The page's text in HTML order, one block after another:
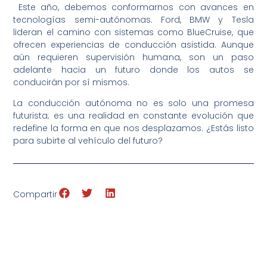
Este año, debemos conformarnos con avances en
tecnologías semi-autónomas. Ford, BMW y Tesla
lideran el camino con sistemas como BlueCruise, que
ofrecen experiencias de conducción asistida. Aunque
aún requieren supervisión humana, son un paso
adelante hacia un futuro donde los autos se
conducirán por sí mismos.
La conducción autónoma no es solo una promesa
futurista; es una realidad en constante evolución que
redefine la forma en que nos desplazamos. ¿Estás listo
para subirte al vehículo del futuro?
Compartir